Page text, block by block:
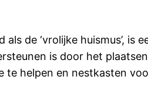
als de ‘vrolijke huismus’,
is door het
te helpen en nestkasten